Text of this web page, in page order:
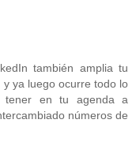
también amplia tu
ya luego ocurre todo lo
tener en tu agenda a
números de